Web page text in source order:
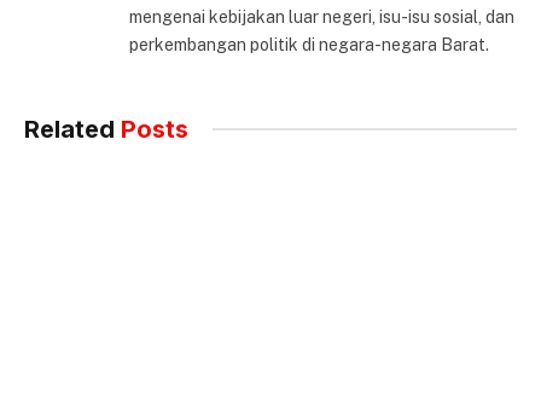
mengenai kebijakan luar negeri, isu-isu sosial, dan
perkembangan politik di negara-negara Barat.
Related Posts